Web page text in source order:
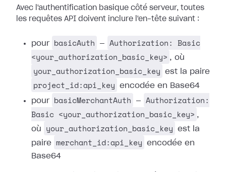
Avec l'authentification basique côté serveur, toutes
les requêtes API doivent inclure l'en-tête suivant :
pour basicAuth —
Authorization: Basic
<your_authorization_basic_key> , où
your_authorization_basic_key est la paire
project_id:api_key
encodée en Base64
pour basicMerchantAuth —
Authorization:
Basic <your_authorization_basic_key> ,
où
your_authorization_basic_key
est la
paire merchant_id:api_key
encodée en
Base64